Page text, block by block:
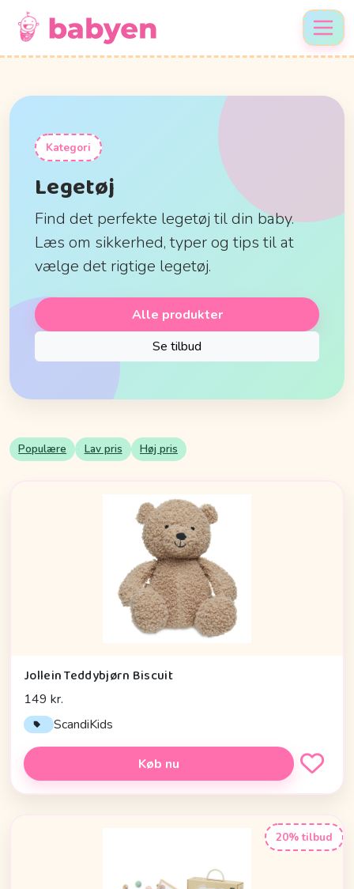
Kategori
Legetøj
Find det perfekte legetøj til din baby.
Læs om sikkerhed, typer og tips til at
vælge det rigtige legetøj.
Alle produkter
Se tilbud
Populære Lav pris Høj pris
Jollein Teddybjørn Biscuit
149 kr.
ScandiKids
Køb nu
20% tilbud